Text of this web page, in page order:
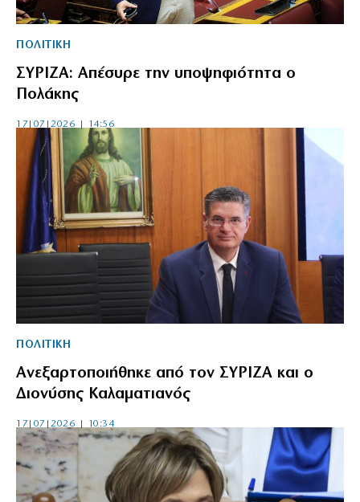
ΠΟΛΙΤΙΚΗ
ΣΥΡΙΖΑ: Απέσυρε την υποψηφιότητα ο
Πολάκης
17|07|2026 | 14:56
ΠΟΛΙΤΙΚΗ
Ανεξαρτοποιήθηκε από τον ΣΥΡΙΖΑ και ο
Διονύσης Καλαματιανός
17|07|2026 | 10:34